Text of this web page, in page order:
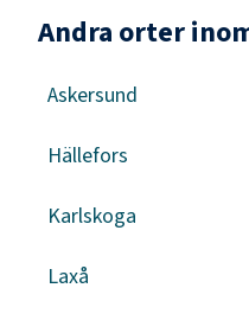
Andra orter
Askersund
Hällefors
Karlskoga
Laxå